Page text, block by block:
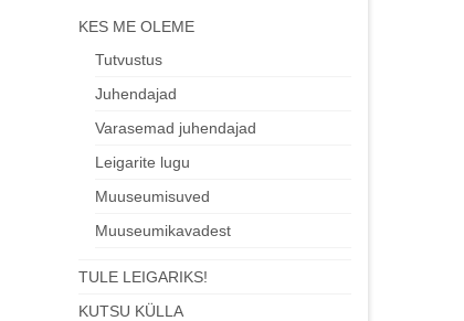
KES ME OLEME
Tutvustus
Juhendajad
Varasemad juhendajad
Leigarite lugu
Muuseumisuved
Muuseumikavadest
TULE LEIGARIKS!
KUTSU KÜLLA